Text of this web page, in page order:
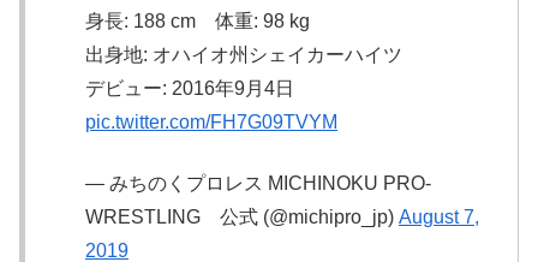
身長: 188 cm 体重: 98 kg
出身地: オハイオ州シェイカーハイツ
デビュー: 2016年9月4日
pic.twitter.com/FH7G09TVYM
— みちのくプロレス MICHINOKU PRO-
WRESTLING 公式 (@michipro_jp) August 7,
2019